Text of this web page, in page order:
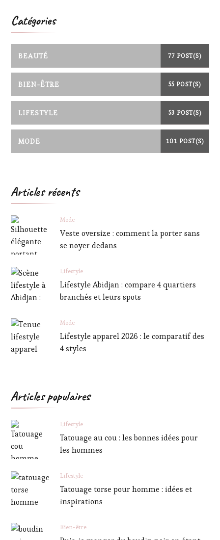
Catégories
BEAUTÉ 77 POST(S)
BIEN-ÊTRE 55 POST(S)
LIFESTYLE 53 POST(S)
MODE 101 POST(S)
Articles récents
Mode
Veste oversize : comment la porter sans
se noyer dedans
Lifestyle
Lifestyle Abidjan : compare 4 quartiers
branchés et leurs spots
Mode
Lifestyle apparel 2026 : le comparatif des
4 styles
Articles populaires
Lifestyle
Tatouage au cou : les bonnes idées pour
les hommes
Lifestyle
Tatouage torse pour homme : idées et
inspirations
Bien-être